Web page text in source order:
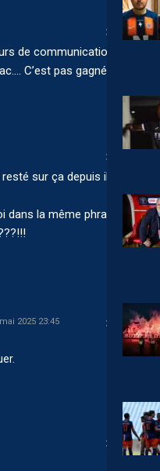
de communication,
C’est pas gagné 😭
sur ça depuis il n’y
dans la même phrase
2025 23:45